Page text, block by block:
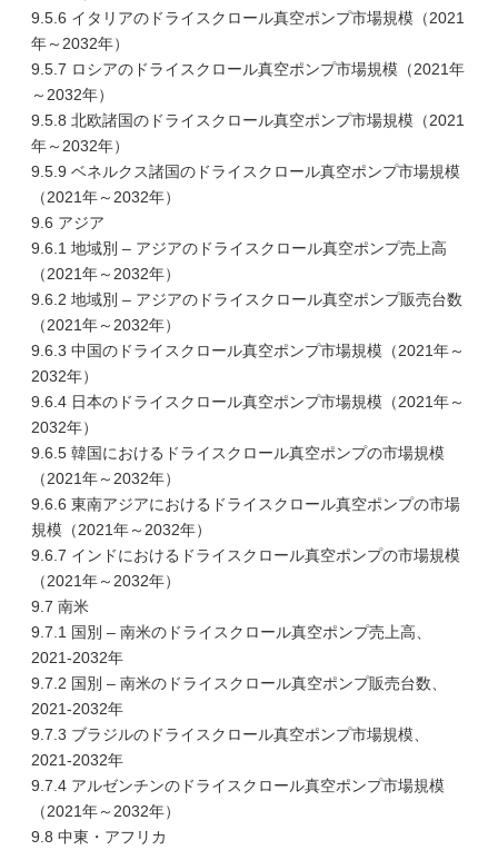
9.5.6 イタリアのドライスクロール真空ポンプ市場規模（2021
年～2032年）
9.5.7 ロシアのドライスクロール真空ポンプ市場規模（2021年
～2032年）
9.5.8 北欧諸国のドライスクロール真空ポンプ市場規模（2021
年～2032年）
9.5.9 ベネルクス諸国のドライスクロール真空ポンプ市場規模
（2021年～2032年）
9.6 アジア
9.6.1 地域別 – アジアのドライスクロール真空ポンプ売上高
（2021年～2032年）
9.6.2 地域別 – アジアのドライスクロール真空ポンプ販売台数
（2021年～2032年）
9.6.3 中国のドライスクロール真空ポンプ市場規模（2021年～
2032年）
9.6.4 日本のドライスクロール真空ポンプ市場規模（2021年～
2032年）
9.6.5 韓国におけるドライスクロール真空ポンプの市場規模
（2021年～2032年）
9.6.6 東南アジアにおけるドライスクロール真空ポンプの市場
規模（2021年～2032年）
9.6.7 インドにおけるドライスクロール真空ポンプの市場規模
（2021年～2032年）
9.7 南米
9.7.1 国別 – 南米のドライスクロール真空ポンプ売上高、
2021-2032年
9.7.2 国別 – 南米のドライスクロール真空ポンプ販売台数、
2021-2032年
9.7.3 ブラジルのドライスクロール真空ポンプ市場規模、
2021-2032年
9.7.4 アルゼンチンのドライスクロール真空ポンプ市場規模
（2021年～2032年）
9.8 中東・アフリカ